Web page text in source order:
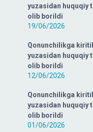
yuzasidan huquqiy
olib borildi
19/06/2026
Qonunchilikga
yuzasidan huquqiy
olib borildi
12/06/2026
Qonunchilikga
yuzasidan huquqiy
olib borildi
01/06/2026